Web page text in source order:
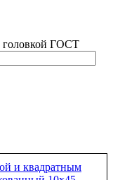
головкой ГОСТ